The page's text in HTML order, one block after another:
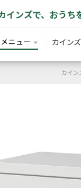
インズで、おうち
ニュー カイン
カイン